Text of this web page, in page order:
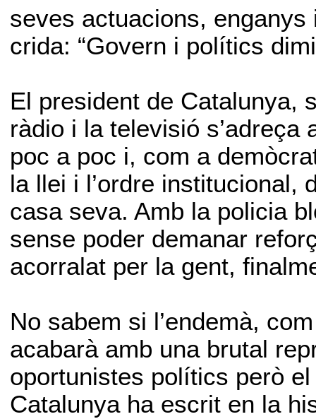
seves actuacions,
crida: “Govern i polítics
El president de Catalunya,
ràdio i la televisió s’adreça
poc a poc i, com a
la llei i l’ordre institucional,
casa seva. Amb la policia
sense poder demanar
acorralat per la gent,
No sabem si l’endemà,
acabarà amb una brutal
oportunistes polítics però
Catalunya ha escrit en la